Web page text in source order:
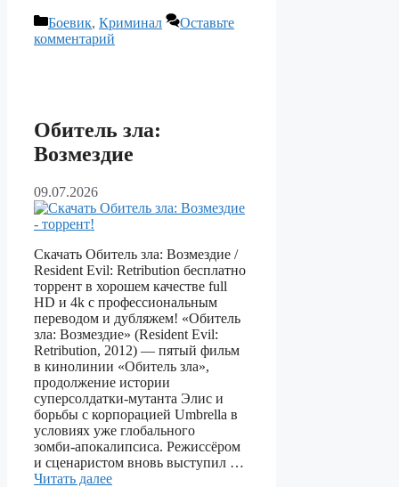
Рубрики
Боевик, Криминал
Оставьте
комментарий
Обитель зла:
Возмездие
09.07.2026
Скачать Обитель зла: Возмездие /
Resident Evil: Retribution бесплатно
торрент в хорошем качестве full
HD и 4k с профессиональным
переводом и дубляжем! «Обитель
зла: Возмездие» (Resident Evil:
Retribution, 2012) — пятый фильм
в кинолинии «Обитель зла»,
продолжение истории
суперсолдатки‑мутанта Элис и
борьбы с корпорацией Umbrella в
условиях уже глобального
зомби‑апокалипсиса. Режиссёром
и сценаристом вновь выступил …
Читать далее